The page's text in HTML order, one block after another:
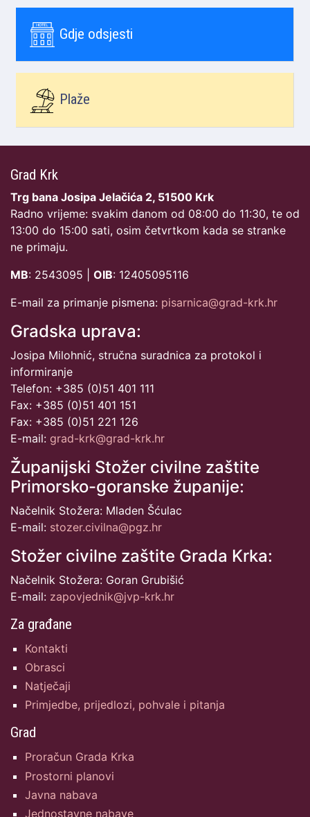
Gdje odsjesti
Plaže
Grad Krk
Trg bana Josipa Jelačića 2, 51500 Krk
Radno vrijeme: svakim danom od 08:00 do 11:30, te od
13:00 do 15:00 sati, osim četvrtkom kada se stranke
ne primaju.
MB: 2543095 | OIB: 12405095116
E-mail za primanje pismena: pisarnica@grad-krk.hr
Gradska uprava:
Josipa Milohnić, stručna suradnica za protokol i
informiranje
Telefon: +385 (0)51 401 111
Fax: +385 (0)51 401 151
Fax: +385 (0)51 221 126
E-mail: grad-krk@grad-krk.hr
Županijski Stožer civilne zaštite
Primorsko-goranske županije:
Načelnik Stožera: Mladen Šćulac
E-mail: stozer.civilna@pgz.hr
Stožer civilne zaštite Grada Krka:
Načelnik Stožera: Goran Grubišić
E-mail: zapovjednik@jvp-krk.hr
Za građane
Kontakti
Obrasci
Natječaji
Primjedbe, prijedlozi, pohvale i pitanja
Grad
Proračun Grada Krka
Prostorni planovi
Javna nabava
Jednostavne nabave